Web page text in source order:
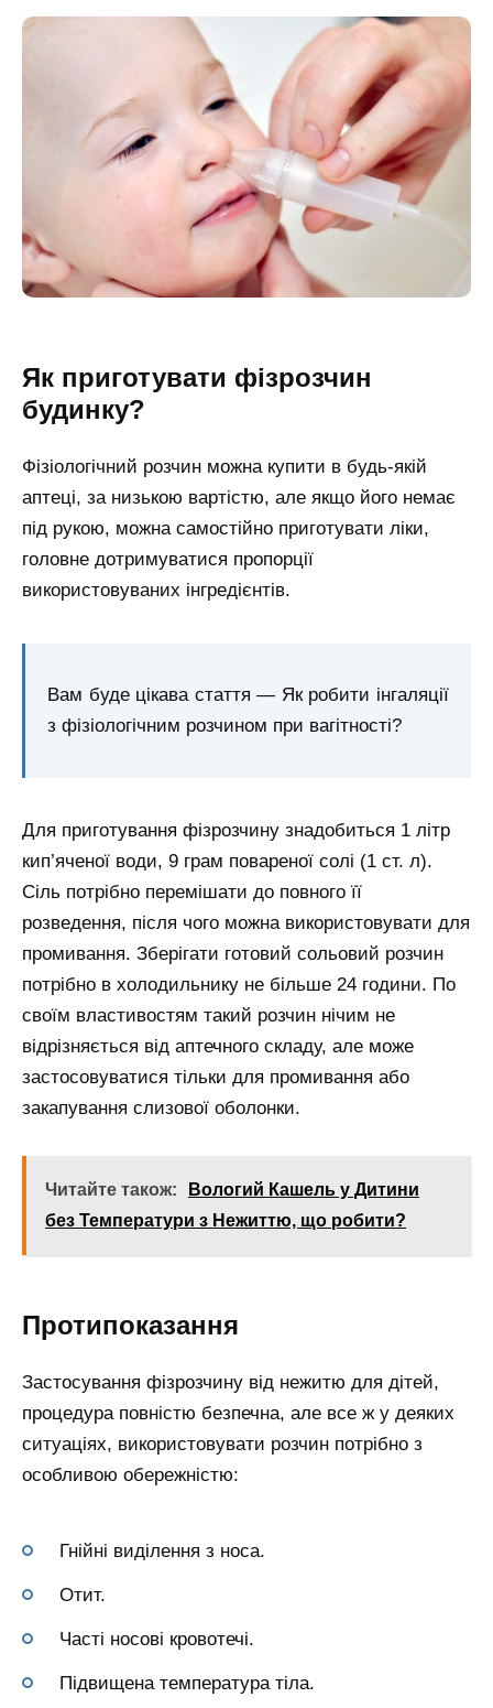
Як приготувати фізрозчин
будинку?
Фізіологічний розчин можна купити в будь-якій
аптеці, за низькою вартістю, але якщо його немає
під рукою, можна самостійно приготувати ліки,
головне дотримуватися пропорції
використовуваних інгредієнтів.
Вам буде цікава стаття — Як робити інгаляції
з фізіологічним розчином при вагітності?
Для приготування фізрозчину знадобиться 1 літр
кип’яченої води, 9 грам повареної солі (1 ст. л).
Сіль потрібно перемішати до повного її
розведення, після чого можна використовувати для
промивання. Зберігати готовий сольовий розчин
потрібно в холодильнику не більше 24 години. По
своїм властивостям такий розчин нічим не
відрізняється від аптечного складу, але може
застосовуватися тільки для промивання або
закапування слизової оболонки.
Читайте також:
Вологий Кашель у Дитини
без Температури з Нежиттю, що робити?
Протипоказання
Застосування фізрозчину від нежитю для дітей,
процедура повністю безпечна, але все ж у деяких
ситуаціях, використовувати розчин потрібно з
особливою обережністю:
Гнійні виділення з носа.
Отит.
Часті носові кровотечі.
Підвищена температура тіла.